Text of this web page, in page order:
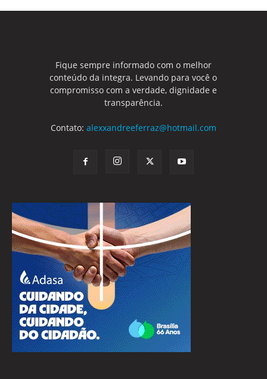
Fique sempre informado com o melhor
conteúdo da integra. Levando para você o
compromisso com a verdade, dignidade e
transparência.
Contato: alexxandreeferraz@hotmail.com